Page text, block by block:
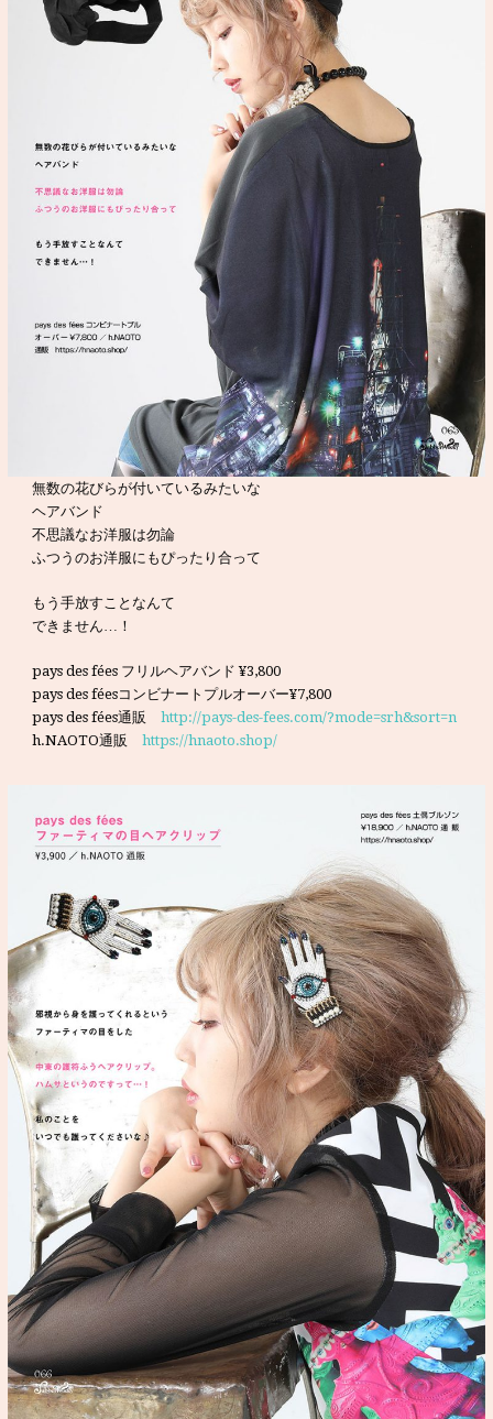
無数の花びらが付いているみたいな
ヘアバンド
不思議なお洋服は勿論
ふつうのお洋服にもぴったり合って
もう手放すことなんて
できません…！
pays des fées フリルヘアバンド ¥3,800
pays des féesコンビナートプルオーバー¥7,800
pays des fées通販http://pays-des-fees.com/?mode=srh&sort=n
h.NAOTO通販https://hnaoto.shop/